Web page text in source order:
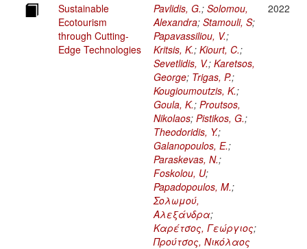
Sustainable
Ecotourism
through Cutting-
Edge Technologies
Pavlidis, G.; Solomou,
Alexandra; Stamouli, S;
Papavassiliou, V.;
Kritsis, K.; Kiourt, C.;
Sevetlidis, V.; Karetsos,
George; Trigas, P.;
Kougioumoutzis, K.;
Goula, K.; Proutsos,
Nikolaos; Pistikos, G.;
Theodoridis, Y.;
Galanopoulos, E.;
Paraskevas, N.;
Foskolou, U;
Papadopoulos, M.;
Σολωμού,
Αλεξάνδρα;
Καρέτσος, Γεώργιος;
Προύτσος, Νικόλαος
2022